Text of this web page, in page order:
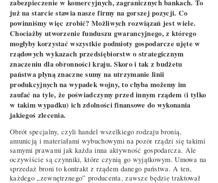
zabezpieczenie w komercyjnych, zagranicznych bankach. To
już na starcie stawia nasze firmy na gorszej pozycji. Co
powinniśmy więc zrobić? Możliwych rozwiązań jest wiele.
Chociażby utworzenie funduszu gwarancyjnego, z którego
mogłyby korzystać wszystkie podmioty gospodarcze ujęte w
rządowych wykazach przedsiębiorstw o strategicznym
znaczeniu dla obronności kraju. Skoro i tak z budżetu
państwa płyną znaczne sumy na utrzymanie linii
produkcyjnych na wypadek wojny, to chyba możemy im
zaufać na tyle, że poświadczymy przed innym rządem (i tylko
w takim wypadku) ich zdolności finansowe do wykonania
jakiegoś zlecenia.
Obrót specjalny, czyli handel wszelkiego rodzaju bronią,
amunicją i materiałami wybuchowymi na pozór rządzi się takimi
samymi prawami jak każda inna aktywność gospodarcza. Ale
oczywiście są czynniki, które czynią go wyjątkowym. Umowa na
sprzedaż broni to kontrakt z rządem danego państwa. A ten,
każdego „zewnętrznego” producenta, zawsze będzie traktował